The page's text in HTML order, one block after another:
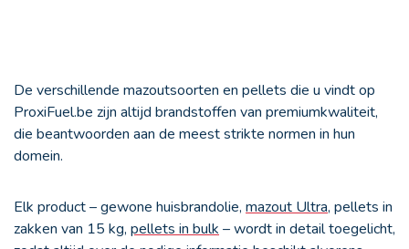
De verschillende mazoutsoorten en pellets die u vindt op
ProxiFuel.be zijn altijd brandstoffen van premiumkwaliteit,
die beantwoorden aan de meest strikte normen in hun
domein.
Elk product – gewone huisbrandolie, mazout Ultra, pellets in
zakken van 15 kg, pellets in bulk – wordt in detail toegelicht,